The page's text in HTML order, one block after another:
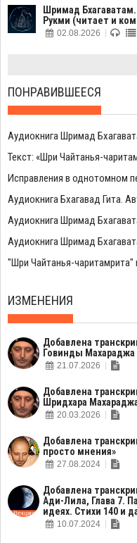
Шримад Бхагаватам.
Рукми (читает и
02.08.2026
ПОНРАВИВШЕЕСЯ
Аудиокнига Шримад
Текст: «Шри Чайтанья-
Исправления в однотомном
Аудиокнига Бхагавад Гита.
Аудиокнига Шримад
Аудиокнига Шримад
"Шри Чайтанья-чаритамрита"
ИЗМЕНЕНИЯ
Добавлена
Говинды Махараджа
21.07.2026
Добавлена
Шридхара
20.03.2026
Добавлена
просто мнения»
27.08.2024
Добавлена
Ади-Лила, Глава 7.
идеях. Стихи 140 и
10.07.2024